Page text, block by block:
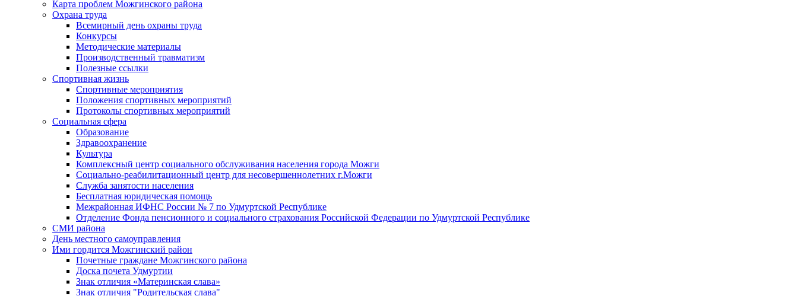
Карта проблем Можгинского района
Охрана труда
Всемирный день охраны труда
Конкурсы
Методические материалы
Производственный травматизм
Полезные ссылки
Спортивная жизнь
Спортивные мероприятия
Положения спортивных мероприятий
Протоколы спортивных мероприятий
Социальная сфера
Образование
Здравоохранение
Культура
Комплексный центр социального обслуживания населения города Можги
Социально-реабилитационный центр для несовершеннолетних г.Можги
Служба занятости населения
Бесплатная юридическая помощь
Межрайонная ИФНС России № 7 по Удмуртской Республике
Отделение Фонда пенсионного и социального страхования Российской Федерации по Удмуртской Республике
СМИ района
День местного самоуправления
Ими гордится Можгинский район
Почетные граждане Можгинского района
Доска почета Удмуртии
Знак отличия «Материнская слава»
Знак отличия "Родительская слава"